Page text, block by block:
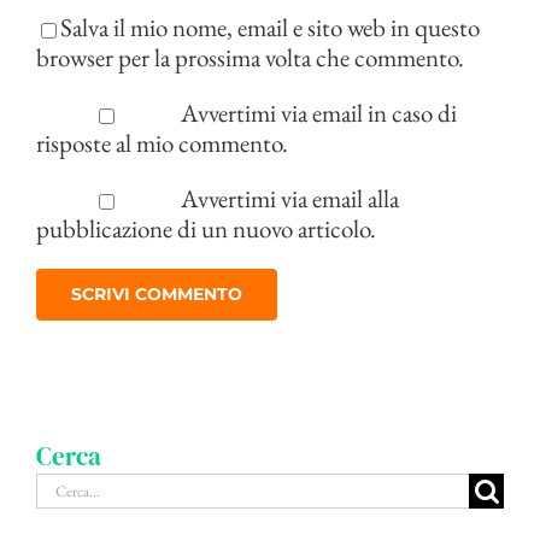
Salva il mio nome, email e sito web in questo
browser per la prossima volta che commento.
Avvertimi via email in caso di
risposte al mio commento.
Avvertimi via email alla
pubblicazione di un nuovo articolo.
Cerca
Cerca
per: